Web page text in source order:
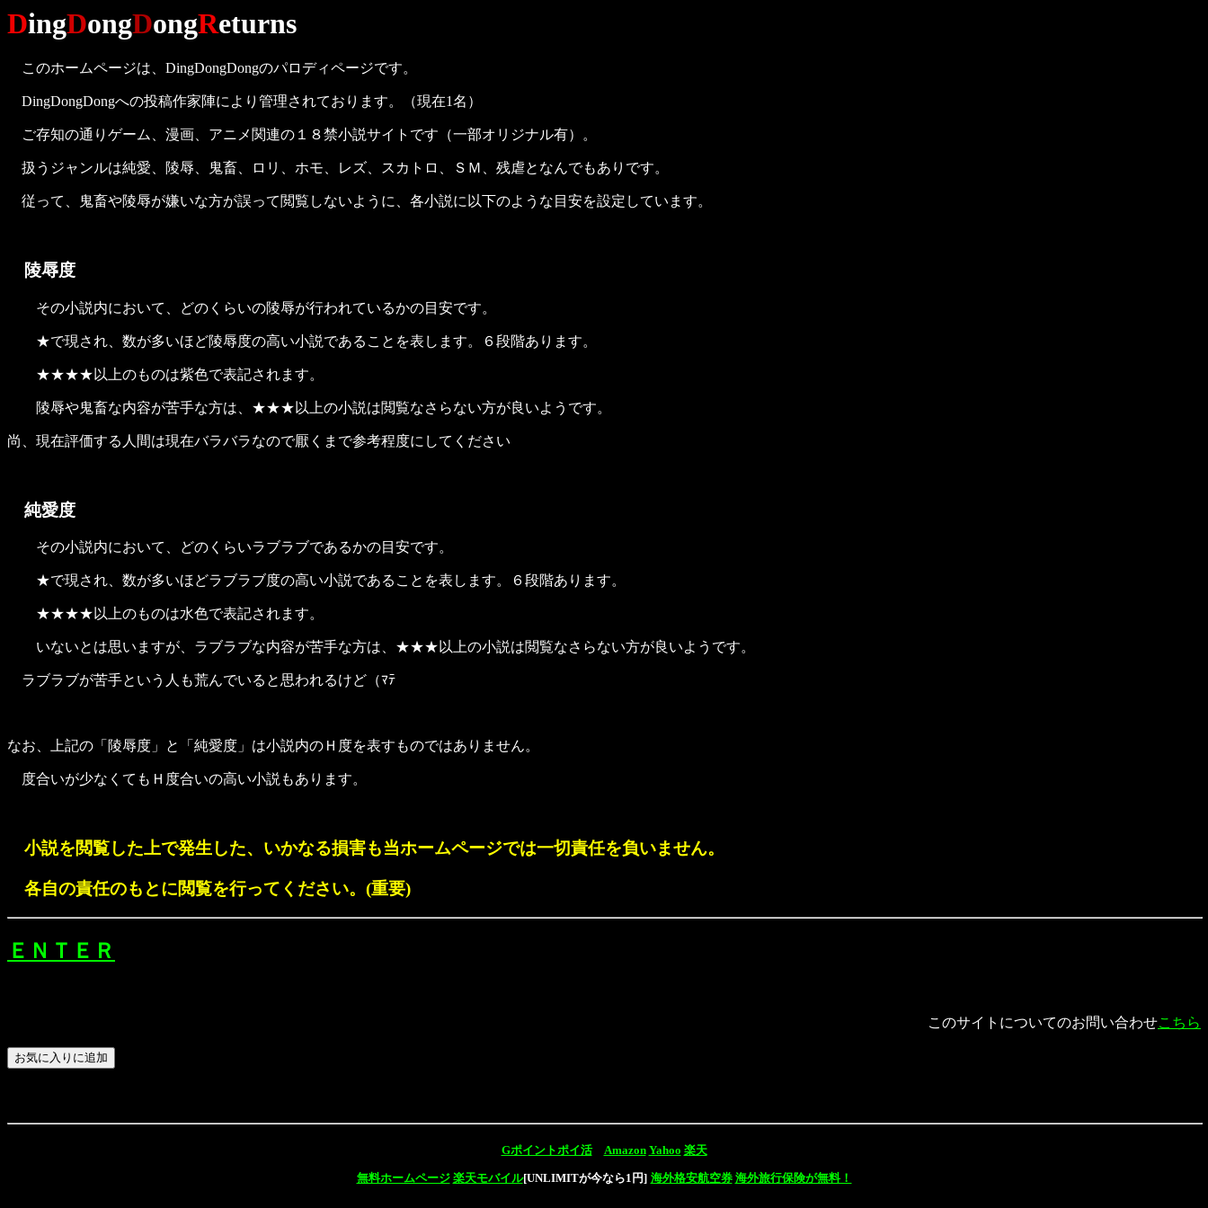
DingDongDongReturns
このホームページは、DingDongDongのパロディページです。
DingDongDongへの投稿作家陣により管理されております。（現在1名）
ご存知の通りゲーム、漫画、アニメ関連の１８禁小説サイトです（一部オリジナル有）。
扱うジャンルは純愛、陵辱、鬼畜、ロリ、ホモ、レズ、スカトロ、ＳＭ、残虐となんでもありです。
従って、鬼畜や陵辱が嫌いな方が誤って閲覧しないように、各小説に以下のような目安を設定しています。
陵辱度
その小説内において、どのくらいの陵辱が行われているかの目安です。
★で現され、数が多いほど陵辱度の高い小説であることを表します。６段階あります。
★★★★以上のものは紫色で表記されます。
陵辱や鬼畜な内容が苦手な方は、★★★以上の小説は閲覧なさらない方が良いようです。
尚、現在評価する人間は現在バラバラなので厭くまで参考程度にしてください
純愛度
その小説内において、どのくらいラブラブであるかの目安です。
★で現され、数が多いほどラブラブ度の高い小説であることを表します。６段階あります。
★★★★以上のものは水色で表記されます。
いないとは思いますが、ラブラブな内容が苦手な方は、★★★以上の小説は閲覧なさらない方が良いようです。
ラブラブが苦手という人も荒んでいると思われるけど（ﾏﾃ
なお、上記の「陵辱度」と「純愛度」は小説内のＨ度を表すものではありません。
度合いが少なくてもＨ度合いの高い小説もあります。
小説を閲覧した上で発生した、いかなる損害も当ホームページでは一切責任を負いません。
各自の責任のもとに閲覧を行ってください。(重要)
ＥＮＴＥＲ
このサイトについてのお問い合わせこちら
Gポイントポイ活 Amazon Yahoo 楽天
無料ホームページ 楽天モバイル[UNLIMITが今なら1円] 海外格安航空券 海外旅行保険が無料！